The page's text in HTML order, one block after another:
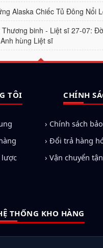
Alaska Chiếc Tủ Đông Nổi
Thương binh - Liệt sĩ 27-07:
hùng Liệt sĩ
TÔI
lược
CHÍNH
› Chính sách
› Đổi trả hàng
› Vận chuyển
THỐNG KHO HÀNG